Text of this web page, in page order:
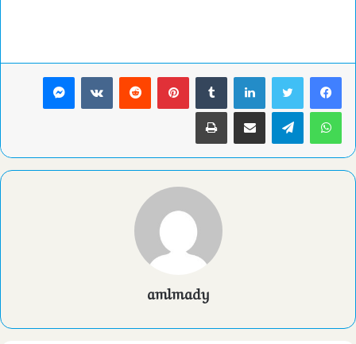
لينكدإن بينتيريست ماسنجر
واتساب تيلقرام مشاركة عبر البريد طباعة
amlmady